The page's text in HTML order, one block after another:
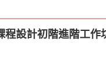
設計初階進階工作